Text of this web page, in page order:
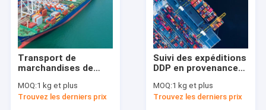
Transport de
marchandises de
rapide Expédition de
livraison en
MOQ:1 kg et plus
Trouvez les derniers prix
Suivi des expéditions
DDP en provenance
Transporteur flexible
DDP
MOQ:1 kg et plus
Trouvez les derniers prix